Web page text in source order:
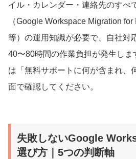
イル・カレンダー・連絡先のすべ
（Google Workspace Migration
等）の運用知識が必要で、自社対
40〜80時間の作業負担が発生しま
は「無料サポートに何が含まれ、
面で確認してください。
失敗しないGoogle
選び方｜5つの判断軸